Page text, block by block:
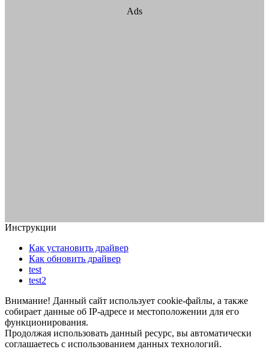
Ads
Инструкции
Как установить драйвер
Как обновить драйвер
test
test2
Внимание! Данный сайт использует cookie-файлы, а также
собирает данные об IP-адресе и местоположении для его
функционирования.
Продолжая использовать данный ресурс, вы автоматически
соглашаетесь с использованием данных технологий.